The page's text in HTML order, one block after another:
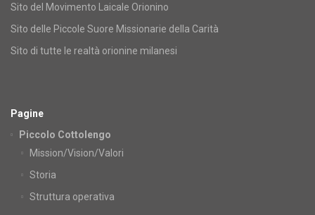
Sito del Movimento Laicale Orionino
Sito delle Piccole Suore Missionarie della Carità
Sito di tutte le realtà orionine milanesi
Pagine
Piccolo Cottolengo
Mission/Vision/Valori
Storia
Struttura operativa